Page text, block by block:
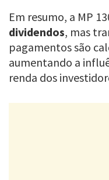
Em resumo, a MP
dividendos, mas
pagamentos são
aumentando a
renda dos